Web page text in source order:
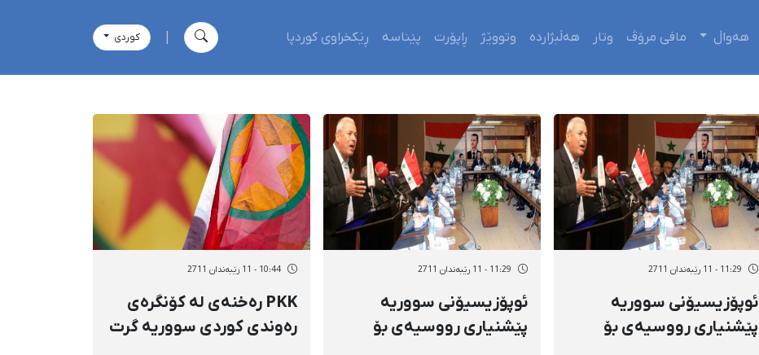
هەواڵ مافی مرۆڤ وتار هەڵبژاردە وتووێژ ڕاپۆرت پێناسە ڕێکخراوی کوردپا كوردی
11:29 - 11 رێبەندان 2711
ئوپۆزیسیۆنی سووریە
پێشنیاری رووسیەی بۆ
11:29 - 11 رێبەندان 2711
ئوپۆزیسیۆنی سووریە
پێشنیاری رووسیەی بۆ
10:44 - 11 رێبەندان 2711
PKK رەخنەی لە كۆنگرەی
رەوندی كوردی سووریە گرت